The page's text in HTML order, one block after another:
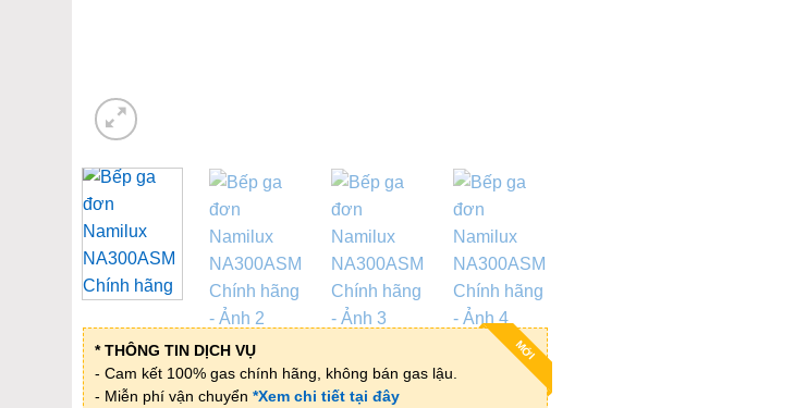
MỚI
* THÔNG TIN DỊCH VỤ
- Cam kết 100% gas chính hãng, không bán gas lậu.
- Miễn phí vận chuyển *Xem chi tiết tại đây